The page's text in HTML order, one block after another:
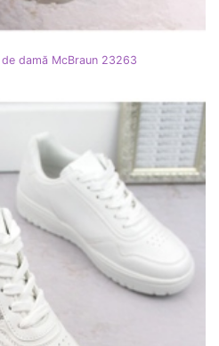
damă McBraun 23263